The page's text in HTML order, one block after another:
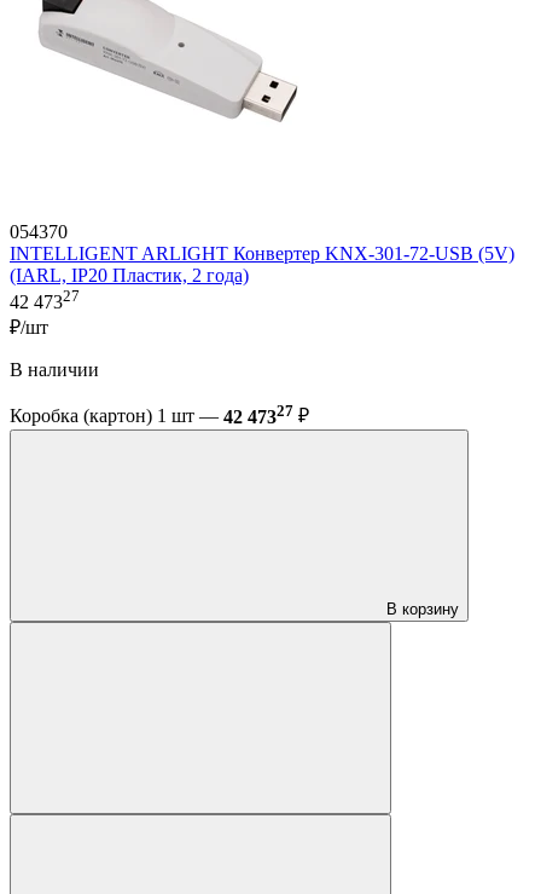
054370
INTELLIGENT ARLIGHT Конвертер KNX-301-72-USB (5V)
(IARL, IP20 Пластик, 2 года)
42 47327
₽/шт
В наличии
Коробка (картон) 1 шт — 42 47327 ₽
В корзину